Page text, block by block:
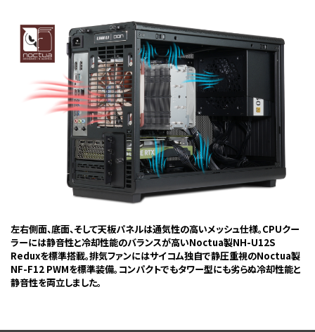
左右側面、底面、そして天板パネルは通気性の高いメッシュ仕様。CPUクー
ラーには静音性と冷却性能のバランスが高いNoctua製NH-U12S
Reduxを標準搭載。排気ファンにはサイコム独自で静圧重視のNoctua製
NF-F12 PWMを標準装備。コンパクトでもタワー型にも劣らぬ冷却性能と
静音性を両立しました。